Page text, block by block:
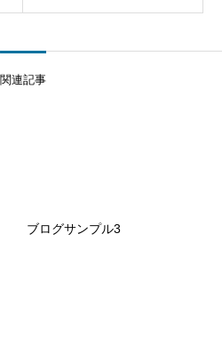
関連記事
ブログサンプル3